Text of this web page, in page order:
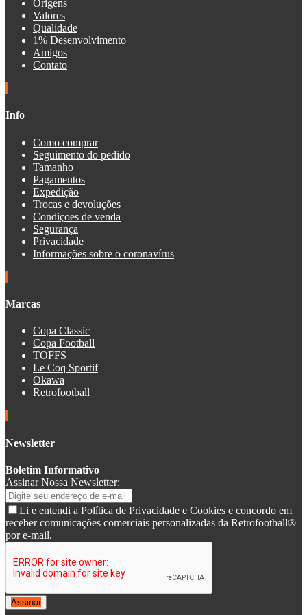
Origens
Valores
Qualidade
1% Desenvolvimento
Amigos
Contato
Info
Como comprar
Seguimento do pedido
Tamanho
Pagamentos
Expedição
Trocas e devoluções
Condiçoes de venda
Segurança
Privacidade
Informações sobre o coronavírus
Marcas
Copa Classic
Copa Football
TOFFS
Le Coq Sportif
Okawa
Retrofootball
Newsletter
Boletim Informativo
Assinar Nossa Newsletter:
Li e entendi a Política de Privacidade e Cookies e concordo em
receber comunicações comerciais personalizadas da Retrofootball®
por e-mail.
Assinar